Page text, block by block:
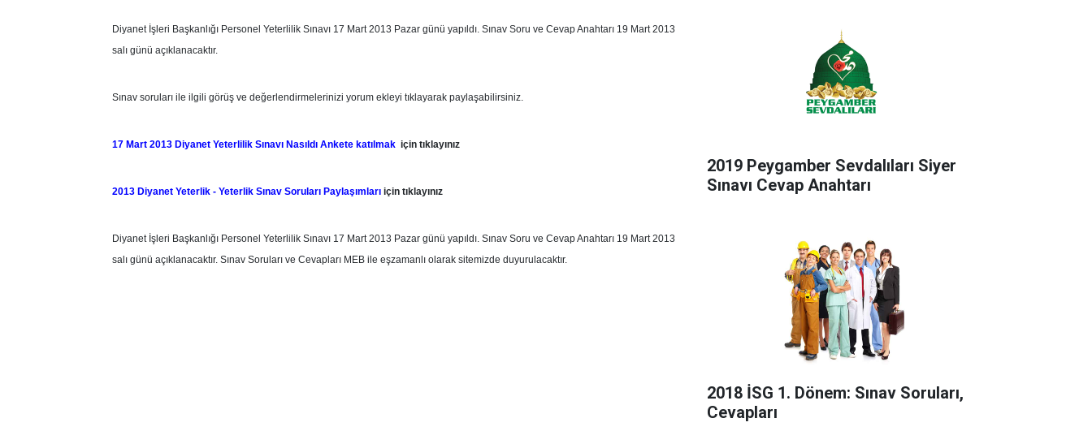
Diyanet İşleri Başkanlığı Personel Yeterlilik Sınavı 17 Mart 2013 Pazar günü yapıldı. Sınav Soru ve Cevap Anahtarı 19 Mart 2013
salı günü açıklanacaktır.
Sınav soruları ile ilgili görüş ve değerlendirmelerinizi yorum ekleyi tıklayarak paylaşabilirsiniz.
17 Mart 2013 Diyanet Yeterlilik Sınavı Nasıldı Ankete katılmak için tıklayınız
2013 Diyanet Yeterlik - Yeterlik Sınav Soruları Paylaşımları için tıklayınız
Diyanet İşleri Başkanlığı Personel Yeterlilik Sınavı 17 Mart 2013 Pazar günü yapıldı. Sınav Soru ve Cevap Anahtarı 19 Mart 2013
salı günü açıklanacaktır. Sınav Soruları ve Cevapları MEB ile eşzamanlı olarak sitemizde duyurulacaktır.
2019 Peygamber Sevdalıları Siyer
Sınavı Cevap Anahtarı
2018 İSG 1. Dönem: Sınav Soruları,
Cevapları